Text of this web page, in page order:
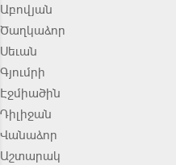
Աբովյան
Ծաղկաձոր
Սեւան
Գյումրի
Էջմիածին
Դիլիջան
Վանաձոր
Աշտարակ